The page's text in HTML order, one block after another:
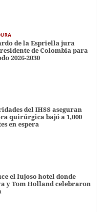
de la Espriella jura
de Colombia para
2026-2030
del IHSS aseguran
quirúrgica bajó a 1,000
en espera
el lujoso hotel donde
y Tom Holland celebraron